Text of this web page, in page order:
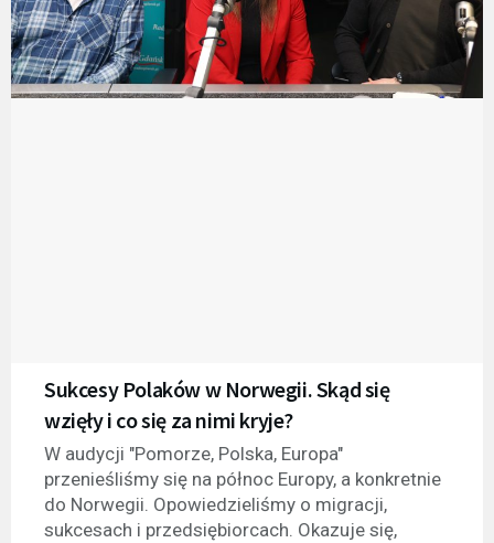
Sukcesy Polaków w Norwegii. Skąd się
wzięły i co się za nimi kryje?
W audycji "Pomorze, Polska, Europa"
przenieśliśmy się na północ Europy, a konkretnie
do Norwegii. Opowiedzieliśmy o migracji,
sukcesach i przedsiębiorcach. Okazuje się,